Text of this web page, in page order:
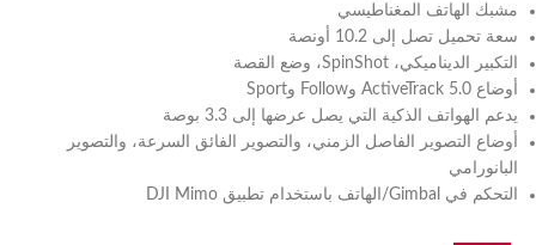
مشبك الهاتف المغناطيسي
سعة تحميل تصل إلى 10.2 أونصة
التكبير الديناميكي، SpinShot، وضع القصة
أوضاع ActiveTrack 5.0 وFollow وSport
يدعم الهواتف الذكية التي يصل عرضها إلى 3.3 بوصة
أوضاع التصوير الفاصل الزمني، والتصوير الفائق السرعة، والتصوير
البانورامي
التحكم في Gimbal/الهاتف باستخدام تطبيق DJI Mimo